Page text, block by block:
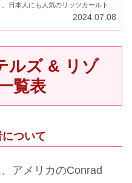
日本人にも人気のリッツカールトン
ションクラブのコンドミニアムは、さ
ブリゾート（宿泊施設）でし...2024.07.08
ルズ & リゾ
覧表
ついて
アメリカのConrad